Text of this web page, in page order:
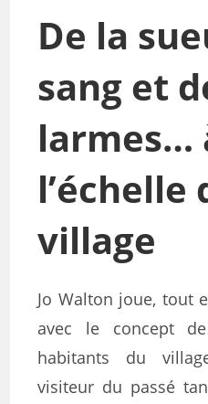
De la
sang et
larmes…
l’échelle
village
Jo Walton joue, tout
avec le concept
habitants du
visiteur du passé